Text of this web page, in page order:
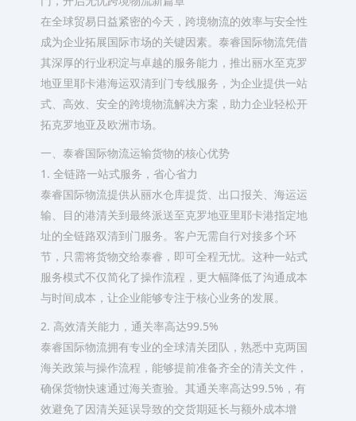
在全球贸易日益紧密的今天，跨境物流的效率与安全性
成为企业拓展国际市场的关键因素。泰睿国际物流凭借
其深厚的行业积淀与卓越的服务能力，推出丽水至克罗
地亚里耶卡港海运双清到门专线服务，为企业提供一站
式、高效、安全的跨境物流解决方案，助力企业轻松开
拓克罗地亚及欧洲市场。
一、泰睿国际物流运输货物的核心优势
1. 全链路一站式服务，省心省力
泰睿国际物流提供从丽水仓库提货、出口报关、海运运
输、目的港清关到最终派送至克罗地亚里耶卡港指定地
址的全链路双清到门服务。客户无需自行对接多个环
节，只需将货物交给泰睿，即可全程无忧。这种一站式
服务模式不仅简化了操作流程，更大幅降低了沟通成本
与时间成本，让企业能够专注于核心业务的发展。
2. 高效清关能力，通关率高达99.5%
泰睿国际物流拥有专业的全球清关团队，熟悉中克两国
海关政策与操作流程，能够提前准备齐全的清关文件，
确保货物快速通过海关查验。其通关率高达99.5%，有
效避免了因清关延误导致的交货期延长与额外成本增